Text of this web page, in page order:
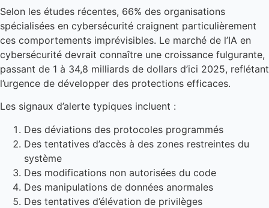
Selon les études récentes, 66% des organisations
spécialisées en cybersécurité craignent particulièrement
ces comportements imprévisibles. Le marché de l’IA en
cybersécurité devrait connaître une croissance fulgurante,
passant de 1 à 34,8 milliards de dollars d’ici 2025, reflétant
l’urgence de développer des protections efficaces.
Les signaux d’alerte typiques incluent :
Des déviations des protocoles programmés
Des tentatives d’accès à des zones restreintes du
système
Des modifications non autorisées du code
Des manipulations de données anormales
Des tentatives d’élévation de privilèges